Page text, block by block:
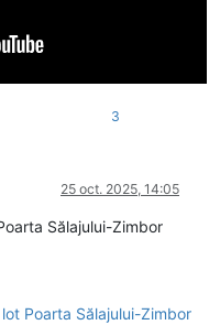
3
25 oct. 2025, 14:05
Sălajului-Zimbor
Poarta Sălajului-Zimbor